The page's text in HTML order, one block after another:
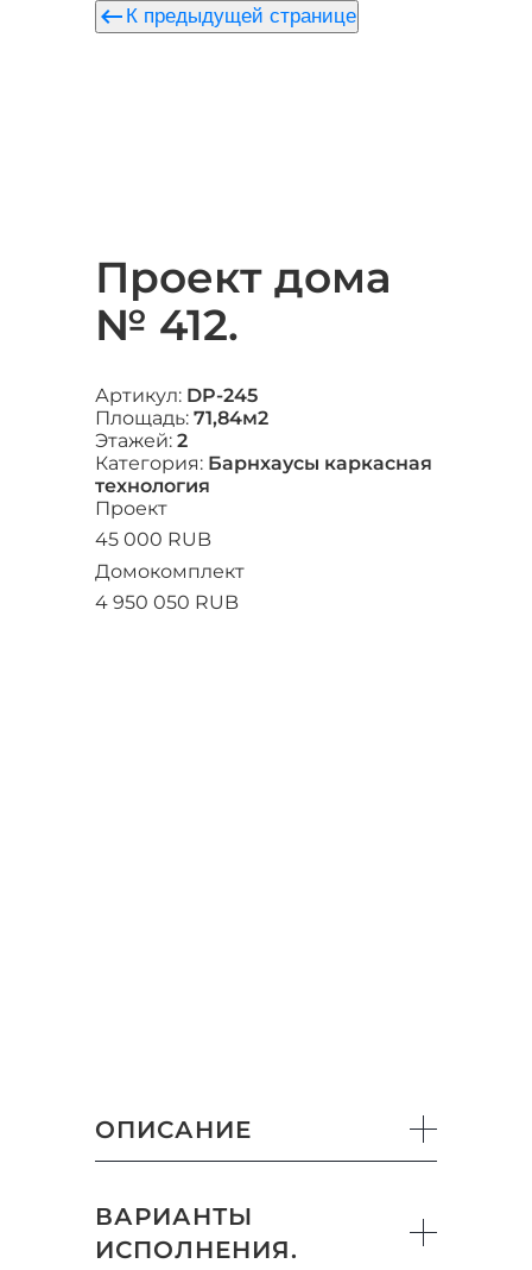
keyboard_backspace К предыдущей странице
Проект дома
№ 412.
Артикул: DP-245
Площадь: 71,84м2
Этажей: 2
Категория: Барнхаусы каркасная
технология
Проект
45 000 RUB
Домокомплект
4 950 050 RUB
ОПИСАНИЕ
ВАРИАНТЫ
ИСПОЛНЕНИЯ.